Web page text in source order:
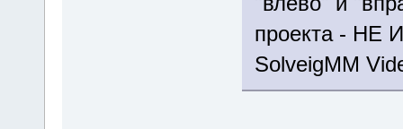
проекта - НЕ
SolveigMM